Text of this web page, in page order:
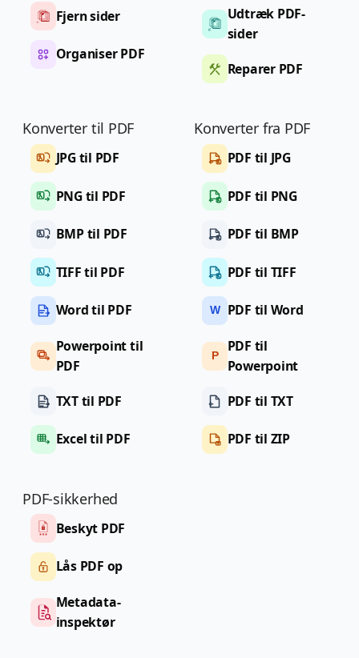
Fjern sider
Organiser PDF
Udtræk PDF-
sider
Reparer PDF
Konverter til PDF
JPG til PDF
PNG til PDF
BMP til PDF
TIFF til PDF
Word til PDF
Powerpoint til
PDF
TXT til PDF
Excel til PDF
Konverter fra PDF
PDF til JPG
PDF til PNG
PDF til BMP
PDF til TIFF
W PDF til Word
P
PDF til
Powerpoint
PDF til TXT
PDF til ZIP
PDF-sikkerhed
Beskyt PDF
Lås PDF op
Metadata-
inspektør